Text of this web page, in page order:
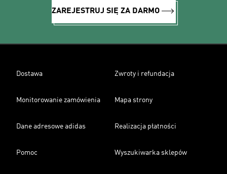
ZAREJESTRUJ SIĘ ZA DARMO
Dostawa Zwroty i refundacja
Monitorowanie zamówienia Mapa strony
Dane adresowe adidas Realizacja płatności
Pomoc Wyszukiwarka sklepów